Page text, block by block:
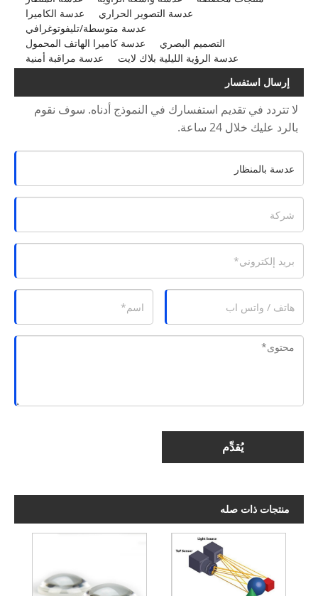
عدسة الكاميرا
عدسة التصوير الحراري
عدسة متوسطة/تليفوتوغرافي
عدسة كاميرا الهاتف المحمول
التصميم البصري
عدسة مراقبة أمنية
عدسة الرؤية الليلية بلاك لايت
إرسال استفسار
لا تتردد في تقديم استفسارك في النموذج أدناه. سوف نقوم
بالرد عليك خلال 24 ساعة.
يُقدِّم
منتجات ذات صله